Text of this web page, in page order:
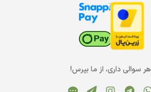
هر سوالی داری، از ما بپرس!